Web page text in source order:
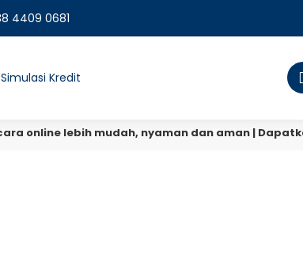
4409 0681
Simulasi Kredit
online lebih mudah, nyaman dan aman |